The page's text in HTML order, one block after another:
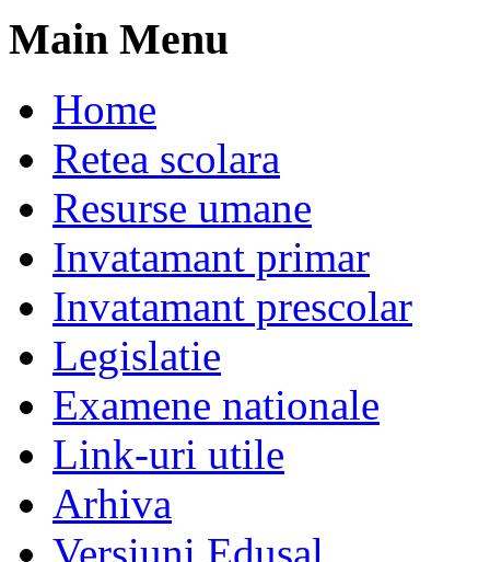
Main Menu
Home
Retea scolara
Resurse umane
Invatamant primar
Invatamant prescolar
Legislatie
Examene nationale
Link-uri utile
Arhiva